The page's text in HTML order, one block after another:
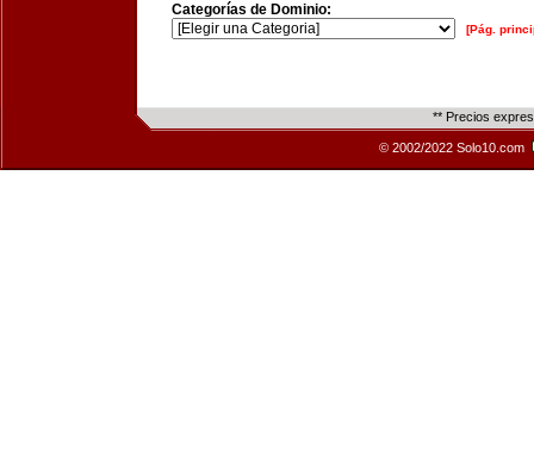
Categorías de Dominio:
[Pág.
** Precios
© 2002/2022 Solo10.com